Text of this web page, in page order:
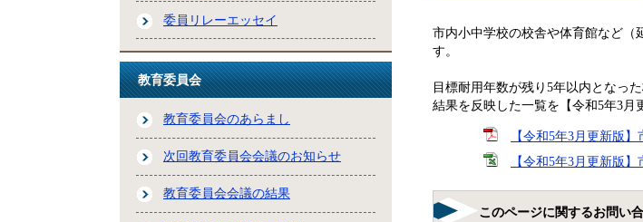
委員リレーエッセイ
教育委員会
教育委員会のあらまし
次回教育委員会会議のお知らせ
教育委員会会議の結果
市内小中学校の校舎や体育館など（
す。
目標耐用年数が残り5年以内となっ
結果を反映した一覧を【令和5年3月
【令和5年3月更新版
【令和5年3月更新版
このページに関するお問い